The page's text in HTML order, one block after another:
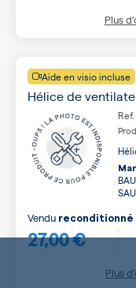
Plus
Aide en visio incluse
Hélice de
27,00 €
Vendu reconditionné
Plus